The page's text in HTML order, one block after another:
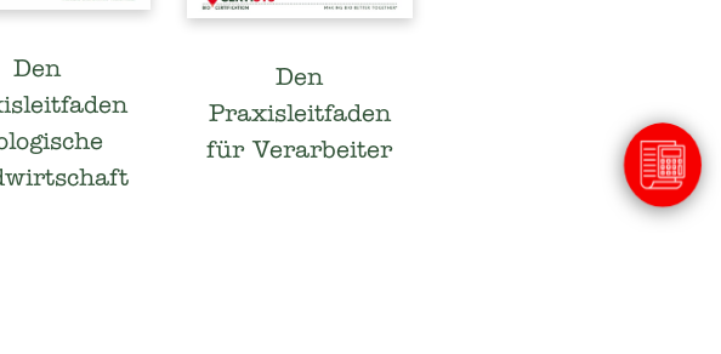
Den
Den
Praxisleitfaden
für Verarbeiter